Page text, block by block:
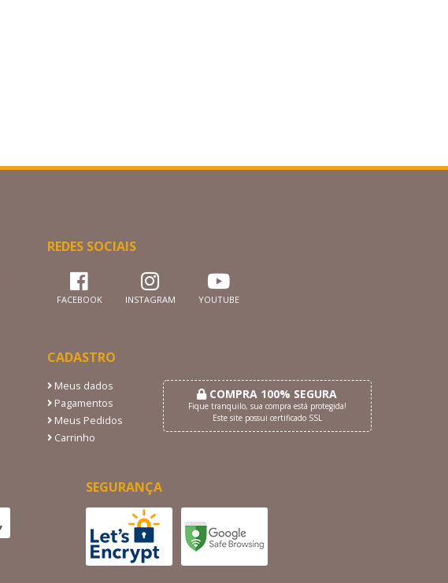
REDES SOCIAIS
FACEBOOK INSTAGRAM YOUTUBE
CADASTRO
Meus dados
Pagamentos
Meus Pedidos
Carrinho
COMPRA 100% SEGURA
Fique tranquilo, sua compra está protegida!
Este site possui certificado SSL
SEGURANÇA